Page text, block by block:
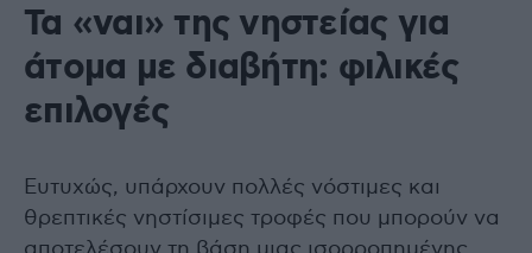
Τα «ναι» της νηστείας για
άτομα με διαβήτη: φιλικές
επιλογές
Ευτυχώς, υπάρχουν πολλές νόστιμες και
θρεπτικές νηστίσιμες τροφές που μπορούν να